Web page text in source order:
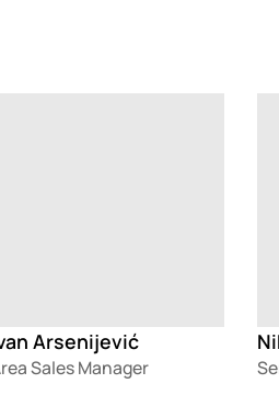
Arsenijević
Sales Manager